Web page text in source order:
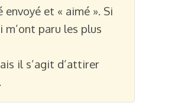
et « aimé ». Si
m’ont paru les plus
il s’agit d’attirer